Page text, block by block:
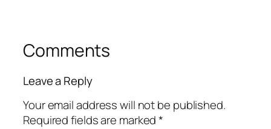
Comments
Leave a Reply
Your email address will not be published.
Required fields are marked*